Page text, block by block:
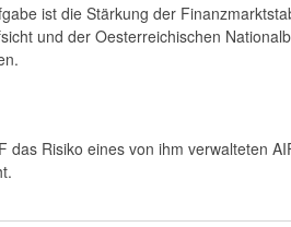
ist die Stärkung der
und der Oesterreichischen
Risiko eines von ihm verwalteten